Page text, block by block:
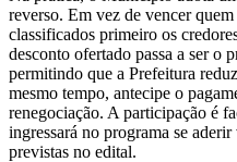
reverso. Em vez de vencer
classificados primeiro os
desconto ofertado passa a ser o
permitindo que a Prefeitura
mesmo tempo, antecipe o
renegociação. A participação é
ingressará no programa se
previstas no edital.